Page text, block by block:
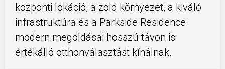
központi lokáció, a zöld környezet, a kiváló
infrastruktúra és a Parkside Residence
modern megoldásai hosszú távon is
értékálló otthonválasztást kínálnak.